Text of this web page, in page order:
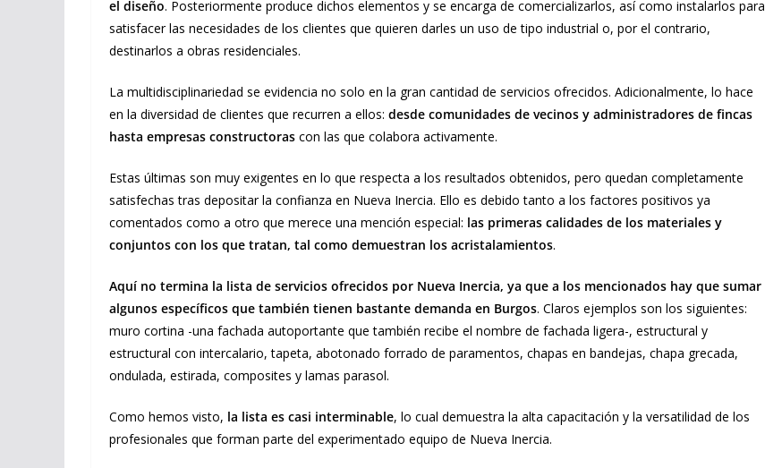
el diseño. Posteriormente produce dichos elementos y se encarga de comercializarlos, así como instalarlos para
satisfacer las necesidades de los clientes que quieren darles un uso de tipo industrial o, por el contrario,
destinarlos a obras residenciales.
La multidisciplinariedad se evidencia no solo en la gran cantidad de servicios ofrecidos. Adicionalmente, lo hace
en la diversidad de clientes que recurren a ellos: desde comunidades de vecinos y administradores de fincas
hasta empresas constructoras con las que colabora activamente.
Estas últimas son muy exigentes en lo que respecta a los resultados obtenidos, pero quedan completamente
satisfechas tras depositar la confianza en Nueva Inercia. Ello es debido tanto a los factores positivos ya
comentados como a otro que merece una mención especial: las primeras calidades de los materiales y
conjuntos con los que tratan, tal como demuestran los acristalamientos.
Aquí no termina la lista de servicios ofrecidos por Nueva Inercia, ya que a los mencionados hay que sumar
algunos específicos que también tienen bastante demanda en Burgos. Claros ejemplos son los siguientes:
muro cortina -una fachada autoportante que también recibe el nombre de fachada ligera-, estructural y
estructural con intercalario, tapeta, abotonado forrado de paramentos, chapas en bandejas, chapa grecada,
ondulada, estirada, composites y lamas parasol.
Como hemos visto, la lista es casi interminable, lo cual demuestra la alta capacitación y la versatilidad de los
profesionales que forman parte del experimentado equipo de Nueva Inercia.